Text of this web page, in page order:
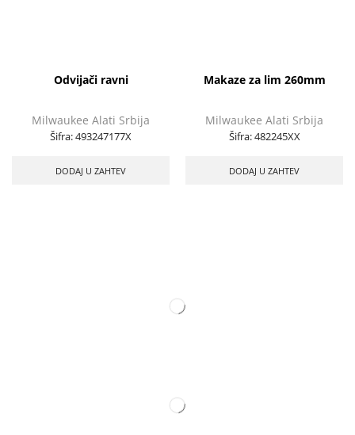
Odvijači ravni
Milwaukee Alati Srbija
Šifra:493247177X
DODAJ U ZAHTEV
Makaze za lim 260mm
Milwaukee Alati Srbija
Šifra:482245XX
DODAJ U ZAHTEV